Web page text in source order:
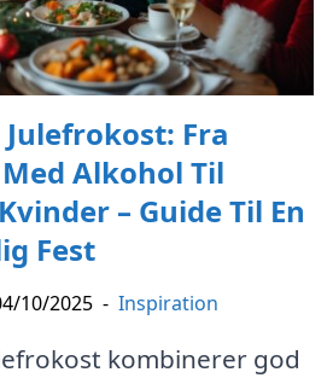
Fra
Alkohol Til
– Guide Til En
Fest
10/2025 - Inspiration
kombinerer god